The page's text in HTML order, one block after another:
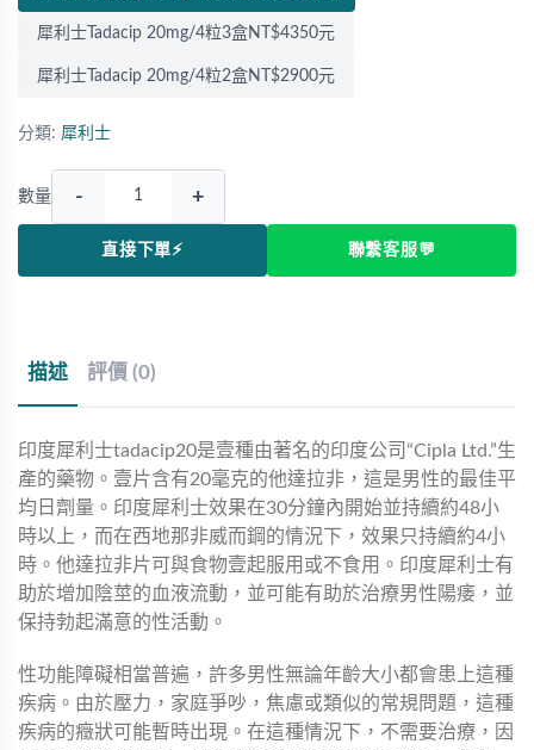
犀利士Tadacip 20mg/4粒3盒NT$4350元
犀利士Tadacip 20mg/4粒2盒NT$2900元
分類: 犀利士
數量 - +
直接下單⚡ 聯繫客服💬
描述 評價 (0)
印度犀利士tadacip20是壹種由著名的印度公司“Cipla Ltd.”生
產的藥物。壹片含有20毫克的他達拉非，這是男性的最佳平
均日劑量。印度犀利士效果在30分鐘內開始並持續約48小
時以上，而在西地那非威而鋼的情況下，效果只持續約4小
時。他達拉非片可與食物壹起服用或不食用。印度犀利士有
助於增加陰莖的血液流動，並可能有助於治療男性陽痿，並
保持勃起滿意的性活動。
性功能障礙相當普遍，許多男性無論年齡大小都會患上這種
疾病。由於壓力，家庭爭吵，焦慮或類似的常規問題，這種
疾病的癥狀可能暫時出現。在這種情況下，不需要治療，因